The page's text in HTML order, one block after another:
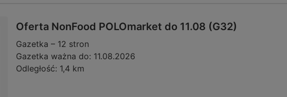
Oferta NonFood POLOmarket do 11.08 (G32)
Gazetka – 12 stron
Gazetka ważna do: 11.08.2026
Odległość: 1,4 km